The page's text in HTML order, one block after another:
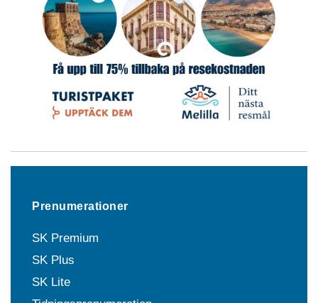
Prenumerationer
SK Premium
SK Plus
SK Lite